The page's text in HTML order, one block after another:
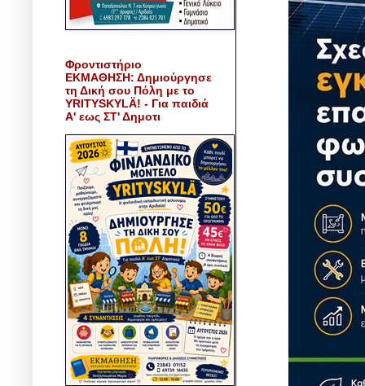
Φροντιστήριο
ΕΚΜΑΘΗΣΗ: Δημιούργησε
τη Δική σου Πόλη με το
YRITYSKYLÄ! - Για παιδιά
Α' εως ΣΤ' Δημοτι